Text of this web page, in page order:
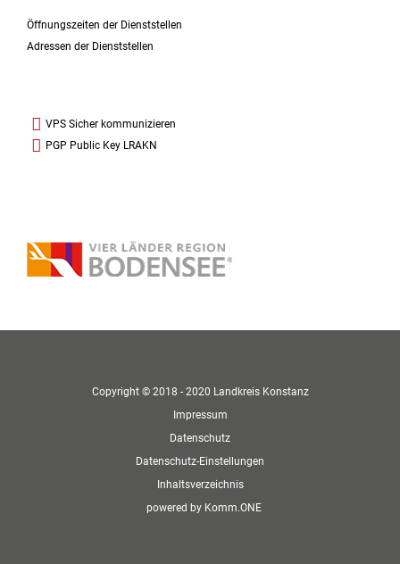
Öffnungszeiten der Dienststellen
Adressen der Dienststellen
VPS Sicher kommunizieren
PGP Public Key LRAKN
Copyright © 2018 - 2020 Landkreis Konstanz
Impressum
Datenschutz
Datenschutz-Einstellungen
Inhaltsverzeichnis
powered by Komm.ONE